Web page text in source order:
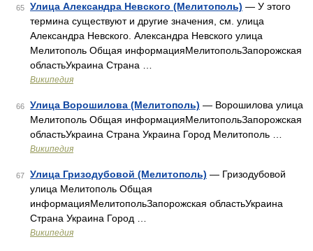
65 Улица Александра Невского (Мелитополь) — У этого
термина существуют и другие значения, см. улица
Александра Невского. Александра Невского улица
Мелитополь Общая информацияМелитопольЗапорожская
областьУкраина Страна …
Википедия
66 Улица Ворошилова (Мелитополь) — Ворошилова улица
Мелитополь Общая информацияМелитопольЗапорожская
областьУкраина Страна Украина Город Мелитополь …
Википедия
67 Улица Гризодубовой (Мелитополь) — Гризодубовой
улица Мелитополь Общая
информацияМелитопольЗапорожская областьУкраина
Страна Украина Город …
Википедия